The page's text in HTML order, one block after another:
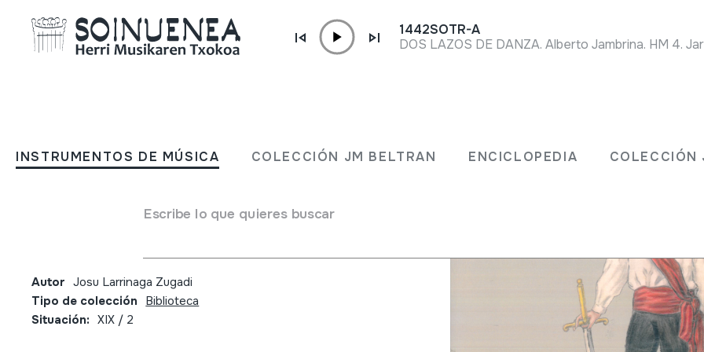
INSTRUMENTOS DE MÚSICA COLECCIÓN JM BELTRAN ENCICLOPEDIA COLECCIÓN
Escribe lo que quieres buscar
1442SOTR-A
Historia de la danza tradicional,
del Antiguo Regimen a la
Autor Josu Larrinaga Zugadi
Tipo de colección Biblioteca
Situación: XIX / 2